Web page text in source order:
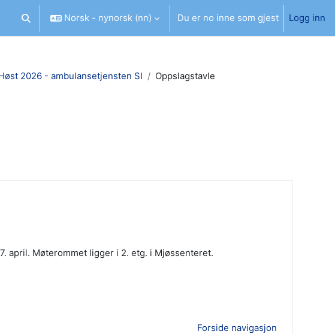
Veksle inndata for søk
Norsk - nynorsk ‎(nn)‎ Du er no inne som gjest Logg inn
2026 - ambulansetjensten SI Oppslagstavle
april. Møterommet ligger i 2. etg. i Mjøssenteret.
Forside navigasjon